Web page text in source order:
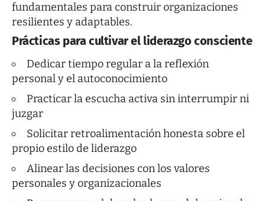
fundamentales para construir organizaciones
resilientes y adaptables.
Prácticas para cultivar el liderazgo consciente
Dedicar tiempo regular a la reflexión
personal y el autoconocimiento
Practicar la escucha activa sin interrumpir ni
juzgar
Solicitar retroalimentación honesta sobre el
propio estilo de liderazgo
Alinear las decisiones con los valores
personales y organizacionales